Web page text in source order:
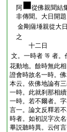
阿
從佛親聞結
非傳聞。大日開
金剛薩埵親從大
之
十二日
文。一時者 等 者。
花動地。餘時無此
證會時故名一時。
本云。依佛地論有
一時。此就刹那相
一時。若不爾者。
言一。論文反釋若
時者。如初説字次
畢説聽時異。云何